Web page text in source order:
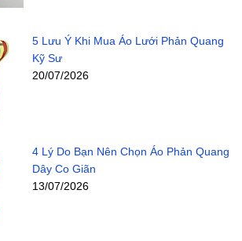
5 Lưu Ý Khi Mua Áo Lưới Phản Quang
Kỹ Sư
20/07/2026
4 Lý Do Bạn Nên Chọn Áo Phản Quang
Dây Co Giãn
13/07/2026